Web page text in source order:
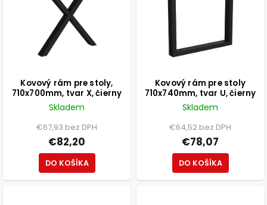
Kovový rám pre stoly,
710x700mm, tvar X, čierny
Skladem
€67,93 bez DPH
€82,20
DO KOŠÍKA
Kovový rám pre stoly
710x740mm, tvar U, čierny
Skladem
€64,52 bez DPH
€78,07
DO KOŠÍKA